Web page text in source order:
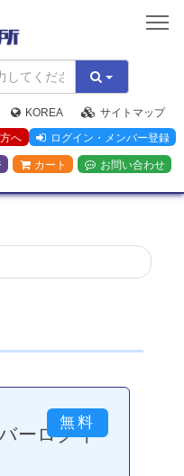
KOREA
サイトマップ
へ
ログイン・メンバー登録
カート お問い合わせ
ーログイ